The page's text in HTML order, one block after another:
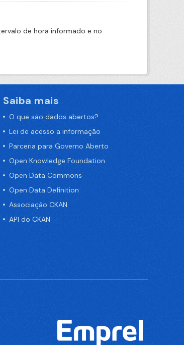
de hora informado e no
Saiba mais
O que são dados abertos?
Lei de acesso a informação
Parceria para Governo Aberto
Open Knowledge Foundation
Open Data Commons
Open Data Definition
Associação CKAN
API do CKAN